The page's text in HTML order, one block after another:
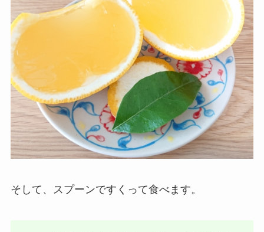
そして、スプーンですくって食べます。